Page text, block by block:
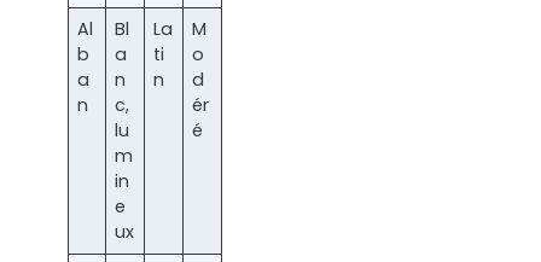
Al
b
a
n
Bl
a
n
c,
lu
m
in
e
ux
La
ti
n
M
o
d
ér
é